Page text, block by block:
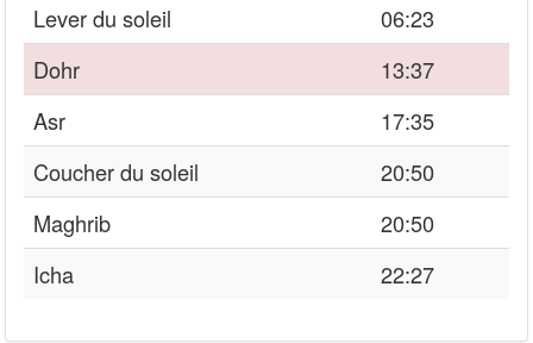
Lever du soleil
06:23
Dohr
13:37
Asr
17:35
Coucher du soleil
20:50
Maghrib
20:50
Icha
22:27